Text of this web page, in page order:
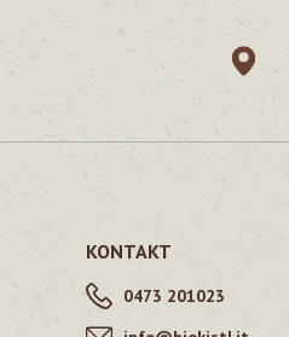
KONTAKT
0473 201023